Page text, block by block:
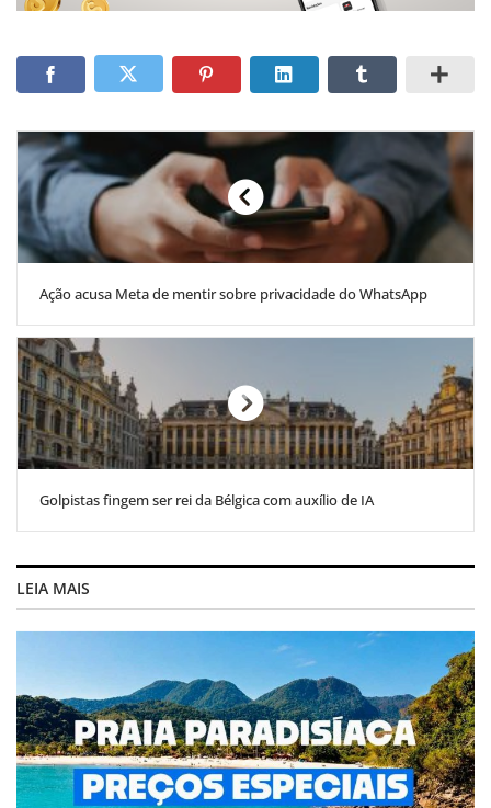
Ação acusa Meta de mentir sobre privacidade do WhatsApp
Golpistas fingem ser rei da Bélgica com auxílio de IA
LEIA MAIS